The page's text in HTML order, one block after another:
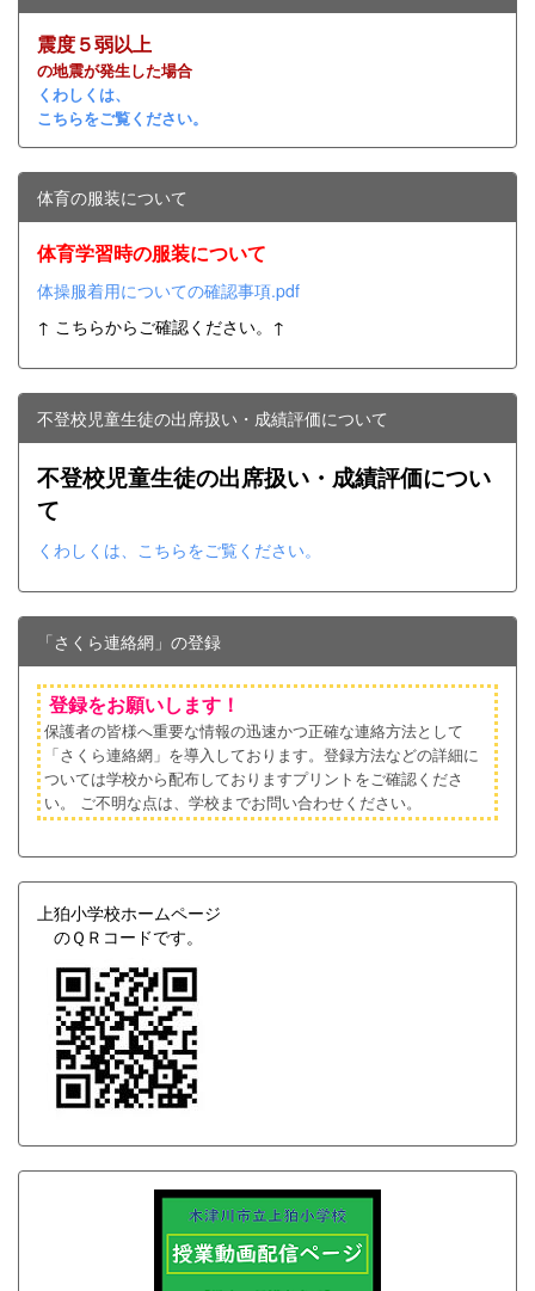
震度５弱以上
の地震が発生した場合
くわしくは、
こちらをご覧ください。
体育の服装について
体育学習時の服装について
体操服着用についての確認事項.pdf
↑ こちらからご確認ください。↑
不登校児童生徒の出席扱い・成績評価について
不登校児童生徒の出席扱い・成績評価につい
て
くわしくは、こちらをご覧ください。
「さくら連絡網」の登録
登録をお願いします！
保護者の皆様へ重要な情報の迅速かつ正確な連絡方法として
「さくら連絡網」を導入しております。登録方法などの詳細に
ついては学校から配布しておりますプリントをご確認くださ
い。
ご不明な点は、学校までお問い合わせください。
上狛小学校ホームページ
のＱＲコードです。